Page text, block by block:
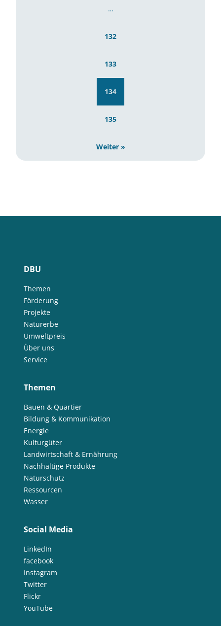
…
132
133
134
135
Weiter »
DBU
Themen
Förderung
Projekte
Naturerbe
Umweltpreis
Über uns
Service
Themen
Bauen & Quartier
Bildung & Kommunikation
Energie
Kulturgüter
Landwirtschaft & Ernährung
Nachhaltige Produkte
Naturschutz
Ressourcen
Wasser
Social Media
LinkedIn
facebook
Instagram
Twitter
Flickr
YouTube